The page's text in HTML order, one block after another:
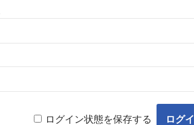
ログイン状態を保存する